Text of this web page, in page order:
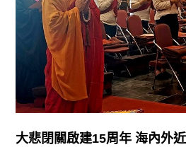
大悲閉關啟建15周年 海內外